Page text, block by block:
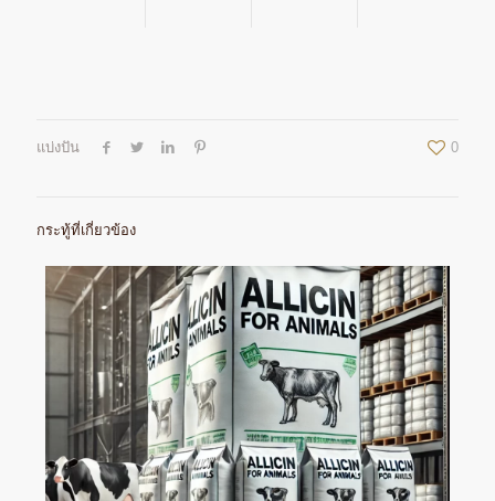
แบ่งปัน 0
กระทู้ที่เกี่ยวข้อง